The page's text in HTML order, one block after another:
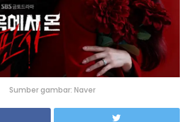
Sumber gambar: Naver